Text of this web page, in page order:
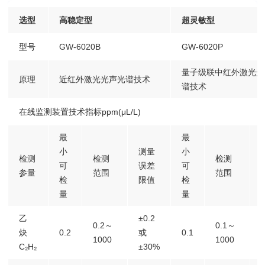
选型 高稳定型 超灵敏型
型号 GW-6020B GW-6020P
原理 近红外激光光声光谱技术
量子级联中红外激光
谱技术
在线监测装置技术指标ppm(μL/L)
检测
参量
最
小
可
检
量
检测
范围
测量
误差
限值
最
小
可
检
量
检测
范围
乙
炔
C₂H₂
0.2
0.2～
1000
±0.2
或
±30%
0.1
0.1～
1000